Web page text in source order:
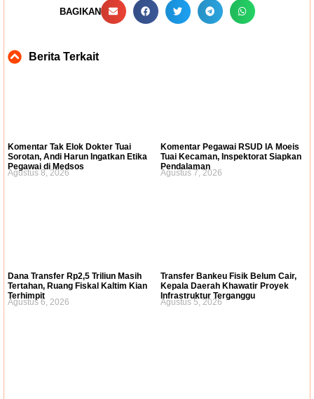
BAGIKAN
Berita Terkait
Komentar Tak Elok Dokter Tuai
Sorotan, Andi Harun Ingatkan Etika
Pegawai di Medsos
Agustus 8, 2026
Komentar Pegawai RSUD IA Moeis
Tuai Kecaman, Inspektorat Siapkan
Pendalaman
Agustus 7, 2026
Dana Transfer Rp2,5 Triliun Masih
Tertahan, Ruang Fiskal Kaltim Kian
Terhimpit
Agustus 6, 2026
Transfer Bankeu Fisik Belum Cair,
Kepala Daerah Khawatir Proyek
Infrastruktur Terganggu
Agustus 5, 2026